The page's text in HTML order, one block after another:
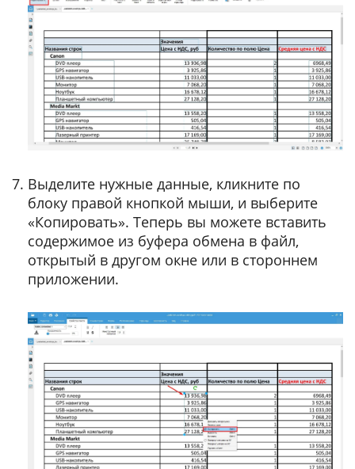
Выделите нужные данные, кликните по
блоку правой кнопкой мыши, и выберите
«Копировать». Теперь вы можете вставить
содержимое из буфера обмена в файл,
открытый в другом окне или в стороннем
приложении.